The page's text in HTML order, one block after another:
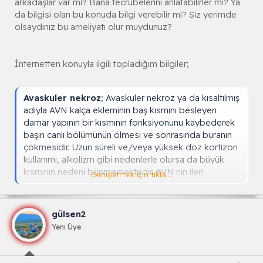
da bilgisi olan bu konuda bilgi verebilir mi? Siz yerimde
olsaydınız bu ameliyatı olur muydunuz?
İnternetten konuyla ilgili topladığım bilgiler;
Avaskuler nekroz; Avaskuler nekroz ya da kısaltılmış
adıyla AVN kalça ekleminin baş kısmını besleyen
damar yapının bir kısmının fonksiyonunu kaybederek
başın canlı bölümünün ölmesi ve sonrasında buranın
çökmesidir. Uzun süreli ve/veya yüksek doz kortizon
kullanımı, alkolizm gibi nedenlerle olursa da büyük
kısmının nedeni bilinmemektedir. AVN nin ileri
olduğunda kalça protezi ile tedavi edilir.
En sık soru protez yapım yaşı ve ne kadar ömrü
olduğudur. Burada hastanın kişisel özellikleri; yaş,
cinsiyet, ağırlık ve hareket seviyesi belirleyicidir. İyi
ellerde yapılması şartıyla tüm hastaların %98'inde
Genişletmek için tıkla ...
gülsen2
Yeni Üye